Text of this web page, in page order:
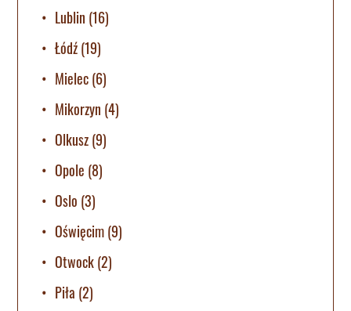
Lublin (16)
Łódź(19)
Mielec(6)
Mikorzyn (4)
Olkusz(9)
Opole (8)
Oslo (3)
Oświęcim(9)
Otwock(2)
Piła (2)